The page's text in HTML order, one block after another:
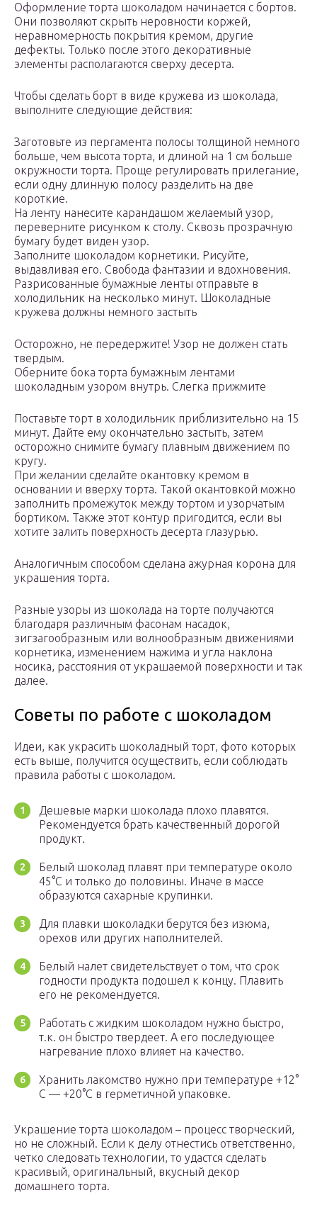
Оформление торта шоколадом начинается с бортов.
Они позволяют скрыть неровности коржей,
неравномерность покрытия кремом, другие
дефекты. Только после этого декоративные
элементы располагаются сверху десерта.
Чтобы сделать борт в виде кружева из шоколада,
выполните следующие действия:
Заготовьте из пергамента полосы толщиной немного
больше, чем высота торта, и длиной на 1 см больше
окружности торта. Проще регулировать прилегание,
если одну длинную полосу разделить на две
короткие.
На ленту нанесите карандашом желаемый узор,
переверните рисунком к столу. Сквозь прозрачную
бумагу будет виден узор.
Заполните шоколадом корнетики. Рисуйте,
выдавливая его. Свобода фантазии и вдохновения.
Разрисованные бумажные ленты отправьте в
холодильник на несколько минут. Шоколадные
кружева должны немного застыть
Осторожно, не передержите! Узор не должен стать
твердым.
Оберните бока торта бумажным лентами
шоколадным узором внутрь. Слегка прижмите
Поставьте торт в холодильник приблизительно на 15
минут. Дайте ему окончательно застыть, затем
осторожно снимите бумагу плавным движением по
кругу.
При желании сделайте окантовку кремом в
основании и вверху торта. Такой окантовкой можно
заполнить промежуток между тортом и узорчатым
бортиком. Также этот контур пригодится, если вы
хотите залить поверхность десерта глазурью.
Аналогичным способом сделана ажурная корона для
украшения торта.
Разные узоры из шоколада на торте получаются
благодаря различным фасонам насадок,
зигзагообразным или волнообразным движениями
корнетика, изменением нажима и угла наклона
носика, расстояния от украшаемой поверхности и так
далее.
Советы по работе с шоколадом
Идеи, как украсить шоколадный торт, фото которых
есть выше, получится осуществить, если соблюдать
правила работы с шоколадом.
Дешевые марки шоколада плохо плавятся.
Рекомендуется брать качественный дорогой
продукт.
Белый шоколад плавят при температуре около
45°C и только до половины. Иначе в массе
образуются сахарные крупинки.
Для плавки шоколадки берутся без изюма,
орехов или других наполнителей.
Белый налет свидетельствует о том, что срок
годности продукта подошел к концу. Плавить
его не рекомендуется.
Работать с жидким шоколадом нужно быстро,
т.к. он быстро твердеет. А его последующее
нагревание плохо влияет на качество.
Хранить лакомство нужно при температуре +12°
C — +20°C в герметичной упаковке.
Украшение торта шоколадом – процесс творческий,
но не сложный. Если к делу отнестись ответственно,
четко следовать технологии, то удастся сделать
красивый, оригинальный, вкусный декор
домашнего торта.